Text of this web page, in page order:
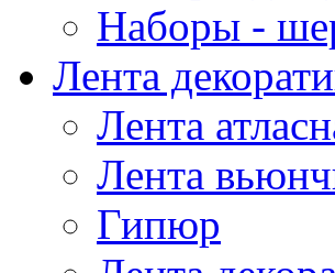
Наборы -
Лента
Лента
Лента
Гипюр